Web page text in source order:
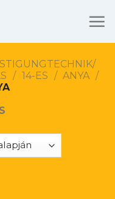
/ 14-ES / ANYA /